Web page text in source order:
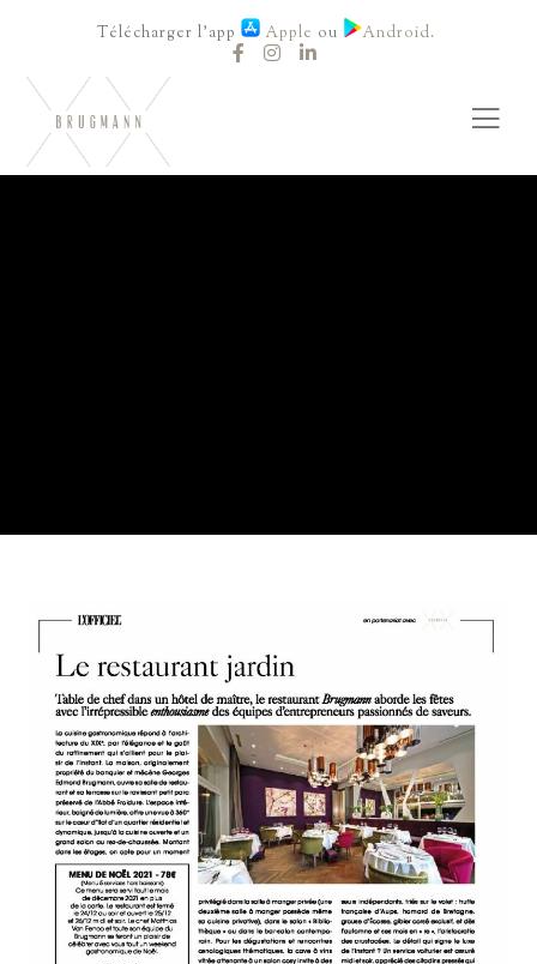
Télécharger l'app Apple ou Android.